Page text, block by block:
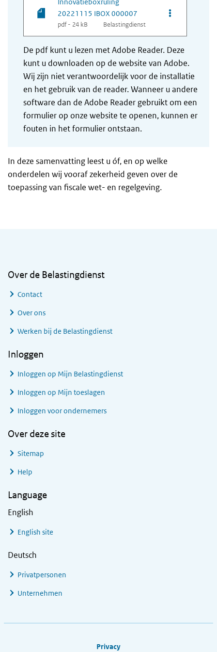
20221115 IBOX 000007
pdf - 24 kB Belastingdienst
Opties van
De pdf kunt u lezen met Adobe Reader. Deze
kunt u downloaden op de website van Adobe.
Wij zijn niet verantwoordelijk voor de installatie
en het gebruik van de reader. Wanneer u andere
software dan de Adobe Reader gebruikt om een
formulier op onze website te openen, kunnen er
fouten in het formulier ontstaan.
In deze samenvatting leest u óf, en op welke
onderdelen wij vooraf zekerheid geven over de
toepassing van fiscale wet- en regelgeving.
Over de Belastingdienst
Contact
Over ons
Werken bij de Belastingdienst
Inloggen
Inloggen op Mijn Belastingdienst
Inloggen op Mijn toeslagen
Inloggen voor ondernemers
Over deze site
Sitemap
Help
Language
English
English site
Deutsch
Privatpersonen
Unternehmen
Privacy